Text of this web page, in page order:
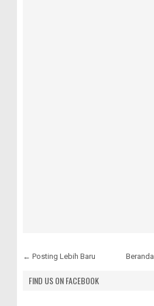
← Posting Lebih Baru Beranda
FIND US ON FACEBOOK